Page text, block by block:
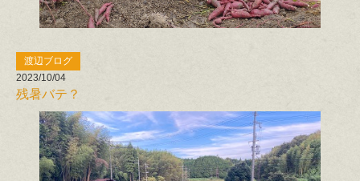
渡辺ブログ
2023/10/04
残暑バテ？